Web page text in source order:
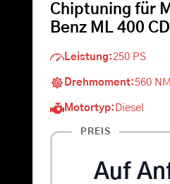
Chiptuning für
Benz ML 400 CDI
Leistung: 250 PS
Drehmoment: 560 NM
Motortyp: Diesel
PREIS
Auf